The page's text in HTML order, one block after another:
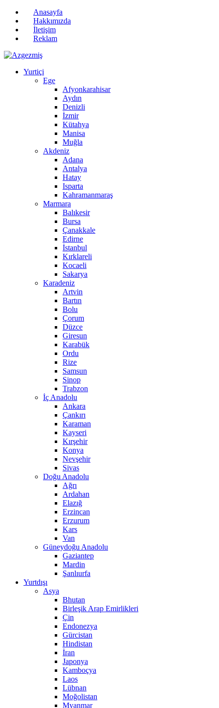
Anasayfa
Hakkımızda
İletişim
Reklam
Yurtiçi
Ege
Afyonkarahisar
Aydın
Denizli
İzmir
Kütahya
Manisa
Muğla
Akdeniz
Adana
Antalya
Hatay
Isparta
Kahramanmaraş
Marmara
Balıkesir
Bursa
Çanakkale
Edirne
İstanbul
Kırklareli
Kocaeli
Sakarya
Karadeniz
Artvin
Bartın
Bolu
Çorum
Düzce
Giresun
Karabük
Ordu
Rize
Samsun
Sinop
Trabzon
İç Anadolu
Ankara
Çankırı
Karaman
Kayseri
Kırşehir
Konya
Nevşehir
Sivas
Doğu Anadolu
Ağrı
Ardahan
Elazığ
Erzincan
Erzurum
Kars
Van
Güneydoğu Anadolu
Gaziantep
Mardin
Şanlıurfa
Yurtdışı
Asya
Bhutan
Birleşik Arap Emirlikleri
Çin
Endonezya
Gürcistan
Hindistan
İran
Japonya
Kamboçya
Laos
Lübnan
Moğolistan
Myanmar